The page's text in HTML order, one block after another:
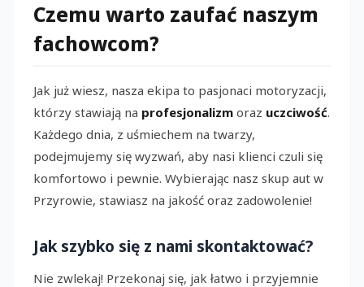
Czemu warto zaufać naszym
fachowcom?
Jak już wiesz, nasza ekipa to pasjonaci motoryzacji,
którzy stawiają na profesjonalizm oraz uczciwość.
Każdego dnia, z uśmiechem na twarzy,
podejmujemy się wyzwań, aby nasi klienci czuli się
komfortowo i pewnie. Wybierając nasz skup aut w
Przyrowie, stawiasz na jakość oraz zadowolenie!
Jak szybko się z nami skontaktować?
Nie zwlekaj! Przekonaj się, jak łatwo i przyjemnie